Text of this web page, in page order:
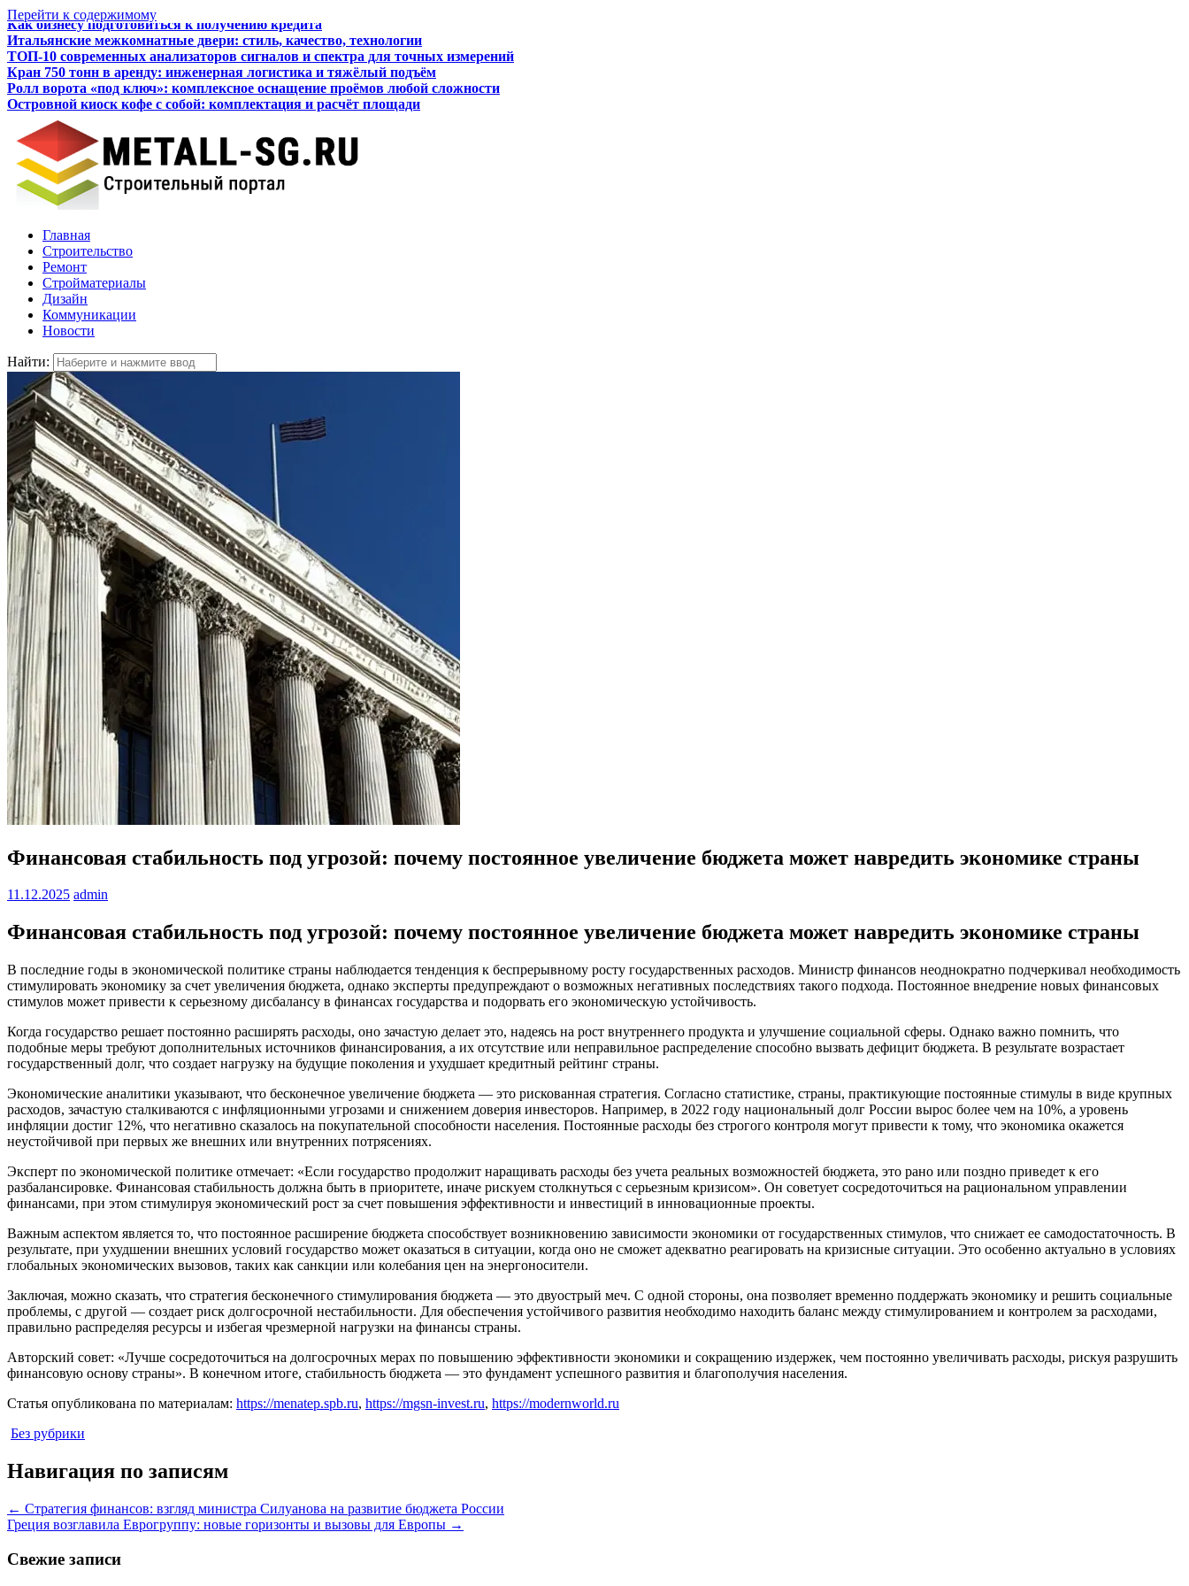
Перейти к содержимому
Итальянские межкомнатные двери: стиль, качество, технологии
ТОП-10 современных анализаторов сигналов и спектра для точных измерений
Кран 750 тонн в аренду: инженерная логистика и тяжёлый подъём
Ролл ворота «под ключ»: комплексное оснащение проёмов любой сложности
Островной киоск кофе с собой: комплектация и расчёт площади
Как бизнесу подготовиться к получению кредита
Главная
Строительство
Ремонт
Стройматериалы
Дизайн
Коммуникации
Новости
Найти:
Финансовая стабильность под угрозой: почему постоянное увеличение бюджета может навредить экономике страны
11.12.2025 admin
Финансовая стабильность под угрозой: почему постоянное увеличение бюджета может навредить экономике страны
В последние годы в экономической политике страны наблюдается тенденция к беспрерывному росту государственных расходов. Министр финансов неоднократно подчеркивал необходимость
стимулировать экономику за счет увеличения бюджета, однако эксперты предупреждают о возможных негативных последствиях такого подхода. Постоянное внедрение новых финансовых
стимулов может привести к серьезному дисбалансу в финансах государства и подорвать его экономическую устойчивость.
Когда государство решает постоянно расширять расходы, оно зачастую делает это, надеясь на рост внутреннего продукта и улучшение социальной сферы. Однако важно помнить, что
подобные меры требуют дополнительных источников финансирования, а их отсутствие или неправильное распределение способно вызвать дефицит бюджета. В результате возрастает
государственный долг, что создает нагрузку на будущие поколения и ухудшает кредитный рейтинг страны.
Экономические аналитики указывают, что бесконечное увеличение бюджета — это рискованная стратегия. Согласно статистике, страны, практикующие постоянные стимулы в виде крупных
расходов, зачастую сталкиваются с инфляционными угрозами и снижением доверия инвесторов. Например, в 2022 году национальный долг России вырос более чем на 10%, а уровень
инфляции достиг 12%, что негативно сказалось на покупательной способности населения. Постоянные расходы без строгого контроля могут привести к тому, что экономика окажется
неустойчивой при первых же внешних или внутренних потрясениях.
Эксперт по экономической политике отмечает: «Если государство продолжит наращивать расходы без учета реальных возможностей бюджета, это рано или поздно приведет к его
разбалансировке. Финансовая стабильность должна быть в приоритете, иначе рискуем столкнуться с серьезным кризисом». Он советует сосредоточиться на рациональном управлении
финансами, при этом стимулируя экономический рост за счет повышения эффективности и инвестиций в инновационные проекты.
Важным аспектом является то, что постоянное расширение бюджета способствует возникновению зависимости экономики от государственных стимулов, что снижает ее самодостаточность. В
результате, при ухудшении внешних условий государство может оказаться в ситуации, когда оно не сможет адекватно реагировать на кризисные ситуации. Это особенно актуально в условиях
глобальных экономических вызовов, таких как санкции или колебания цен на энергоносители.
Заключая, можно сказать, что стратегия бесконечного стимулирования бюджета — это двуострый меч. С одной стороны, она позволяет временно поддержать экономику и решить социальные
проблемы, с другой — создает риск долгосрочной нестабильности. Для обеспечения устойчивого развития необходимо находить баланс между стимулированием и контролем за расходами,
правильно распределяя ресурсы и избегая чрезмерной нагрузки на финансы страны.
Авторский совет: «Лучше сосредоточиться на долгосрочных мерах по повышению эффективности экономики и сокращению издержек, чем постоянно увеличивать расходы, рискуя разрушить
финансовую основу страны». В конечном итоге, стабильность бюджета — это фундамент успешного развития и благополучия населения.
Статья опубликована по материалам: https://menatep.spb.ru, https://mgsn-invest.ru, https://modernworld.ru
Без рубрики
Навигация по записям
← Стратегия финансов: взгляд министра Силуанова на развитие бюджета России
Греция возглавила Еврогруппу: новые горизонты и вызовы для Европы →
Свежие записи